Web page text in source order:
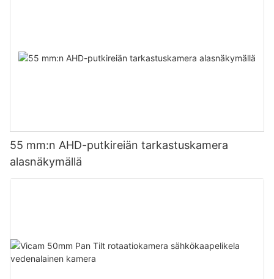
55 mm:n AHD-putkireiän tarkastuskamera
alasnäkymällä